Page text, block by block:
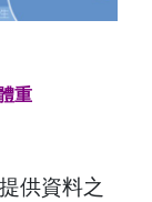
重
供資料之